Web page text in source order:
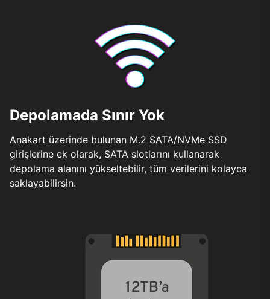
Depolamada Sınır Yok
Anakart üzerinde bulunan M.2 SATA/NVMe SSD
girişlerine ek olarak, SATA slotlarını kullanarak
depolama alanını yükseltebilir, tüm verilerini kolayca
saklayabilirsin.